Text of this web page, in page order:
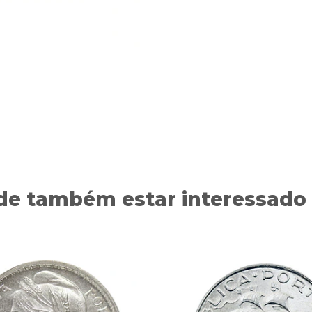
também estar interessado